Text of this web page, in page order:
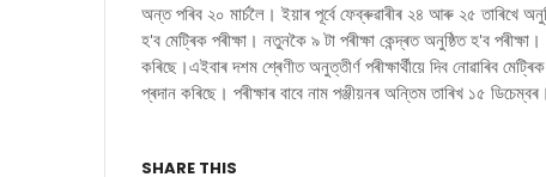
অন্ত পৰিব ২০ মাৰ্চলৈ। ইয়াৰ পূৰ্বে ফেব্ৰুৱাৰীৰ ২৪ আৰু ২৫ তাৰিখে
হ'ব মেট্ৰিক পৰীক্ষা। নতুনকৈ ৯ টা পৰীক্ষা কেন্দ্ৰত অনুষ্ঠিত হ'ব
কৰিছে।এইবাৰ দশম শ্ৰেণীত অনুত্তীৰ্ণ পৰীক্ষাৰ্থীয়ে দিব নোৱাৰিব
প্ৰদান কৰিছে। পৰীক্ষাৰ বাবে নাম পঞ্জীয়নৰ অন্তিম তাৰিখ ১৫ ডিচেম্বৰ।
SHARE THIS